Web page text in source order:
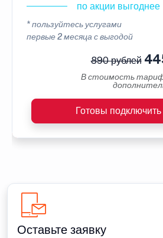
по акции выгоднее
* пользуйтесь услугами
первые 2 месяца с выгодой
890 рублей
В стоимость
Готовы подключить
Оставьте заявку